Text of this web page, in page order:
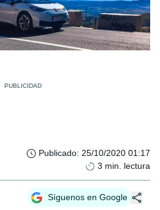
Publicado: 25/10/2020 01:17
3 min. lectura
Síguenos en Google